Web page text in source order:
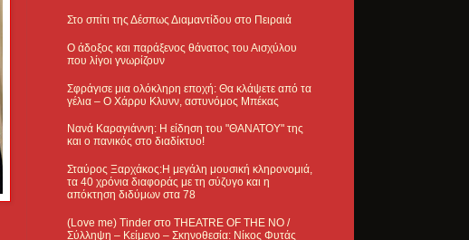
Στο σπίτι της Δέσπως Διαμαντίδου στο Πειραιά
Ο άδοξος και παράξενος θάνατος του Αισχύλου
που λίγοι γνωρίζουν
Σφράγισε μια ολόκληρη εποχή: Θα κλάψετε από τα
γέλια – Ο Χάρρυ Κλυνν, αστυνόμος Μπέκας
Νανά Καραγιάννη: Η είδηση του "ΘΑΝΑΤΟΥ" της
και ο πανικός στο διαδίκτυο!
Σταύρος Ξαρχάκος:Η μεγάλη μουσική κληρονομιά,
τα 40 χρόνια διαφοράς με τη σύζυγο και η
απόκτηση διδύμων στα 78
(Love me) Tinder στο THEATRE OF THE NO /
Σύλληψη – Κείμενο – Σκηνοθεσία: Νίκος Φυτάς